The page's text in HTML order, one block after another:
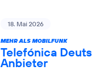
18. Mai 2026
MEHR ALS MOBILFUNK
Telefónica
Anbieter